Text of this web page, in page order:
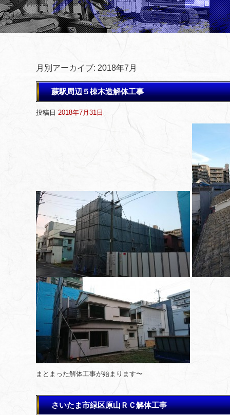
月別アーカイブ: 2018年7月
蕨駅周辺５棟木造解体工事
投稿日 2018年7月31日
まとまった解体工事が始まります〜
さいたま市緑区原山ＲＣ解体工事